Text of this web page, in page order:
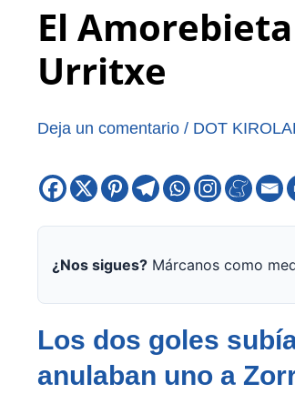
El
Urritxe
Deja un comentario / DOT
¿Nos sigues?Márcanos como
Los dos goles
anulaban uno a